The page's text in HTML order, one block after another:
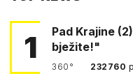
1
Pad Krajine
bježite!"
360° 232760